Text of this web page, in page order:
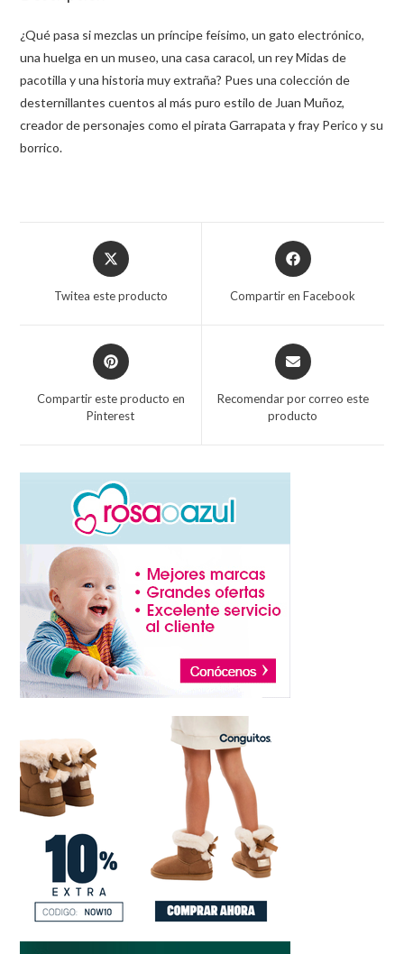
¿Qué pasa si mezclas un príncipe feísimo, un gato electrónico,
una huelga en un museo, una casa caracol, un rey Midas de
pacotilla y una historia muy extraña? Pues una colección de
desternillantes cuentos al más puro estilo de Juan Muñoz,
creador de personajes como el pirata Garrapata y fray Perico y su
borrico.
Twitea este producto Compartir en Facebook
Compartir este producto en
Pinterest
Recomendar por correo este
producto